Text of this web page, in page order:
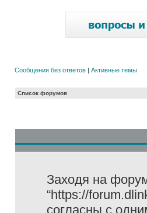
Сообщения без ответов | Активные темы
Список форумов
Заходя на
“https://
согласны с